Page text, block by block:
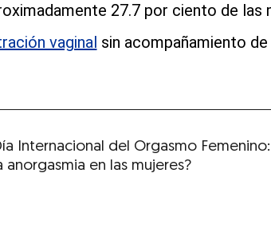
27.7 por ciento de las
vaginal sin acompañamiento de
Internacional del Orgasmo
anorgasmia en las mujeres?